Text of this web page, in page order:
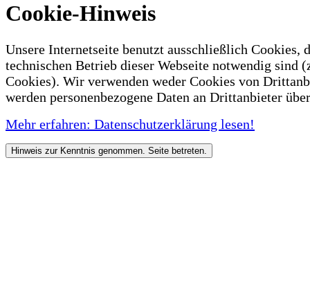
Cookie-Hinweis
Unsere Internetseite benutzt ausschließlich Cookies,
technischen Betrieb dieser Webseite notwendig sind
Cookies). Wir verwenden weder Cookies von
werden personenbezogene Daten an Drittanbieter
Mehr erfahren: Datenschutzerklärung lesen!
Hinweis zur Kenntnis genommen. Seite betreten.